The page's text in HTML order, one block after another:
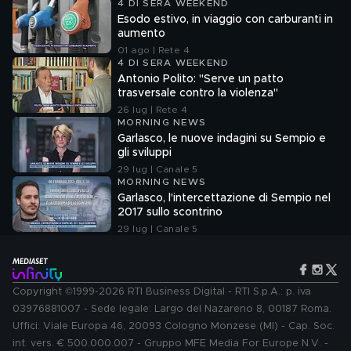
4 DI SERA WEEKEND
Esodo estivo, in viaggio con carburanti in
aumento
01 ago | Rete 4
4 DI SERA WEEKEND
Antonio Polito: "Serve un patto
trasversale contro la violenza"
26 lug | Rete 4
MORNING NEWS
Garlasco, le nuove indagini su Sempio e
gli sviluppi
29 lug | Canale 5
MORNING NEWS
Garlasco, l'intercettazione di Sempio nel
2017 sullo scontrino
29 lug | Canale 5
Copyright ©1999-2026 RTI Business Digital - RTI S.p.A.: p. iva
03976881007 - Sede legale: Largo del Nazareno 8, 00187 Roma.
Uffici: Viale Europa 46, 20093 Cologno Monzese (MI) - Cap. Soc.
int. vers. € 500.000.007 - Gruppo MFE Media For Europe N.V. -